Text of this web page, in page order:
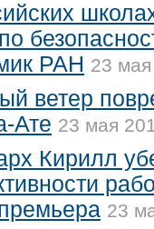
РАН 23
ветер
Ате 23 мая
Кирилл
23